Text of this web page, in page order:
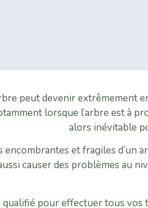
peut devenir extrêmement
lorsque l’arbre est à
alors inévitable
encombrantes et fragiles d’un
causer des problèmes au
qualifié pour effectuer tous vos